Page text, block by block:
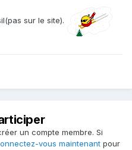
sur le site).
un compte membre. Si
vous maintenant pour